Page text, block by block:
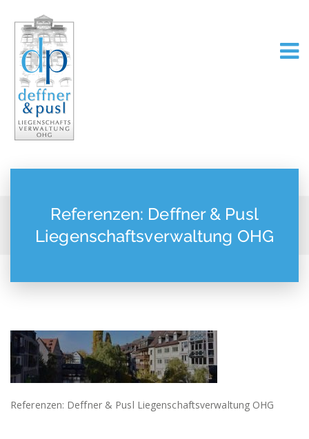
Referenzen: Deffner & Pusl
Liegenschaftsverwaltung OHG
Referenzen: Deffner & Pusl Liegenschaftsverwaltung OHG